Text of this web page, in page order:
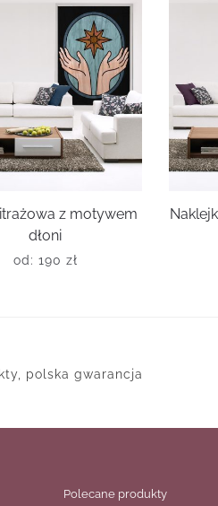
z motywem
dłoni
od: 190 zł
polska gwarancja
Polecane produkty